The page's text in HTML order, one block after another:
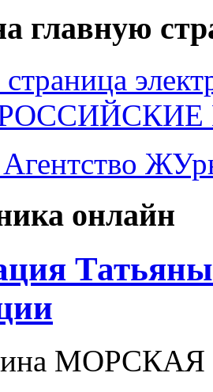
главную
страница
онлайн
МОРСКАЯ